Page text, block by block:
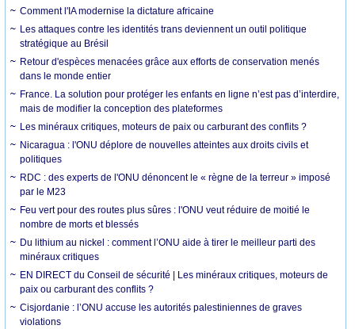
Comment l'IA modernise la dictature africaine
Les attaques contre les identités trans deviennent un outil politique
stratégique au Brésil
Retour d'espèces menacées grâce aux efforts de conservation menés
dans le monde entier
France. La solution pour protéger les enfants en ligne n’est pas d’interdire,
mais de modifier la conception des plateformes
Les minéraux critiques, moteurs de paix ou carburant des conflits ?
Nicaragua : l'ONU déplore de nouvelles atteintes aux droits civils et
politiques
RDC : des experts de l'ONU dénoncent le « règne de la terreur » imposé
par le M23
Feu vert pour des routes plus sûres : l'ONU veut réduire de moitié le
nombre de morts et blessés
Du lithium au nickel : comment l’ONU aide à tirer le meilleur parti des
minéraux critiques
EN DIRECT du Conseil de sécurité | Les minéraux critiques, moteurs de
paix ou carburant des conflits ?
Cisjordanie : l’ONU accuse les autorités palestiniennes de graves
violations